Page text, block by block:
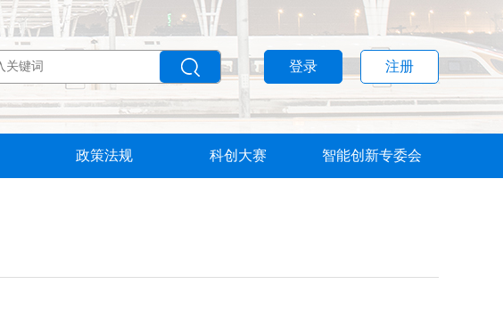
登录 注册
政策法规 科创大赛 智能创新专委会